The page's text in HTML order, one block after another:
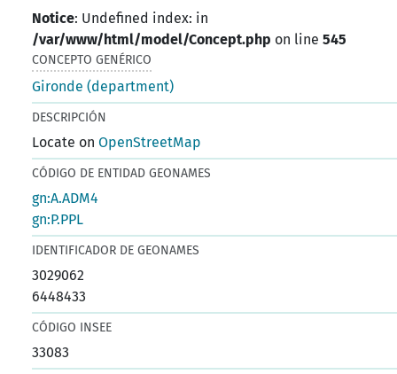
Notice: Undefined index: in
/var/www/html/model/Concept.php on line545
CONCEPTO GENÉRICO
Gironde (department)
DESCRIPCIÓN
Locate onOpenStreetMap
CÓDIGO DE ENTIDAD GEONAMES
gn:A.ADM4
gn:P.PPL
IDENTIFICADOR DE GEONAMES
3029062
6448433
CÓDIGO INSEE
33083